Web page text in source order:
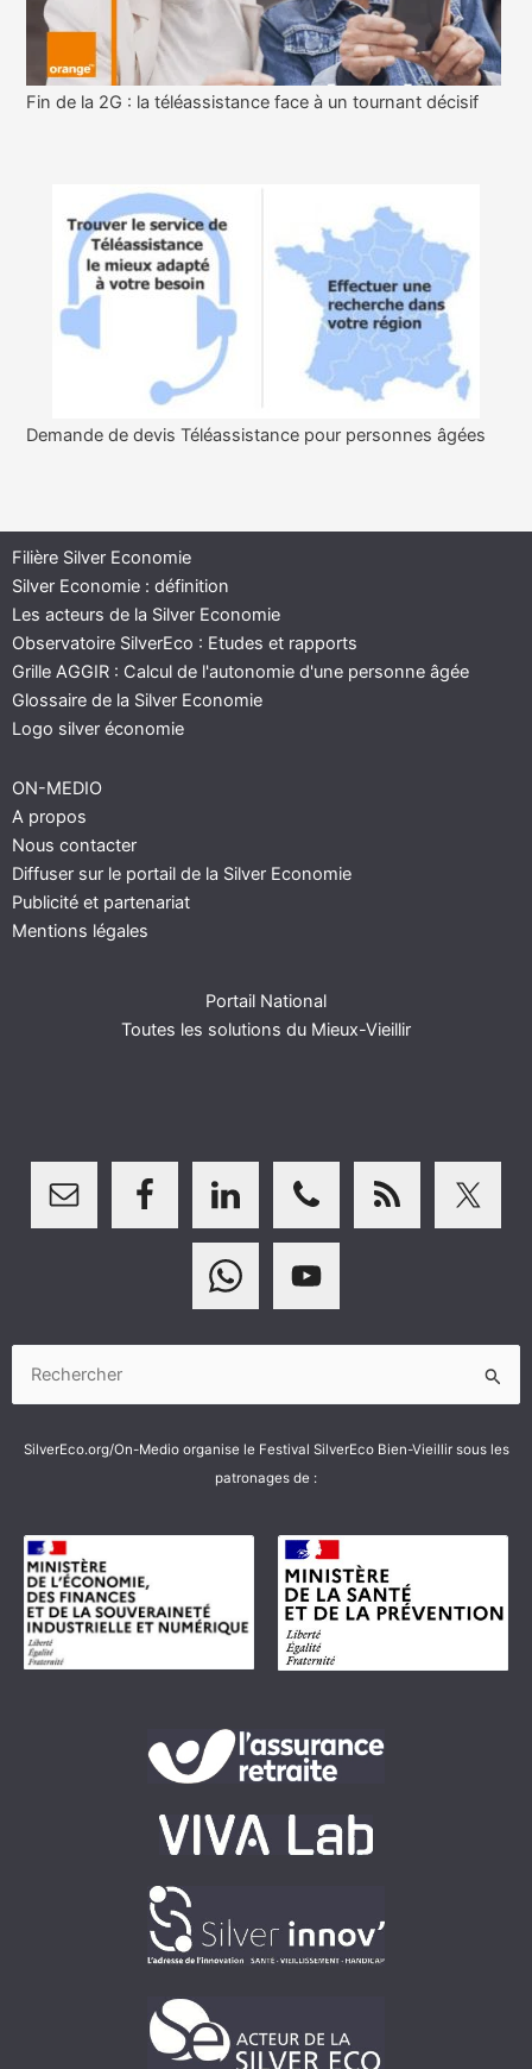
Fin de la 2G : la téléassistance face à un tournant décisif
Demande de devis Téléassistance pour personnes âgées
Filière Silver Economie
Silver Economie : définition
Les acteurs de la Silver Economie
Observatoire SilverEco : Etudes et rapports
Grille AGGIR : Calcul de l'autonomie d'une personne âgée
Glossaire de la Silver Economie
Logo silver économie
ON-MEDIO
A propos
Nous contacter
Diffuser sur le portail de la Silver Economie
Publicité et partenariat
Mentions légales
Portail National
Toutes les solutions du Mieux-Vieillir
SilverEco.org/On-Medio organise le Festival SilverEco Bien-Vieillir sous les
patronages de :